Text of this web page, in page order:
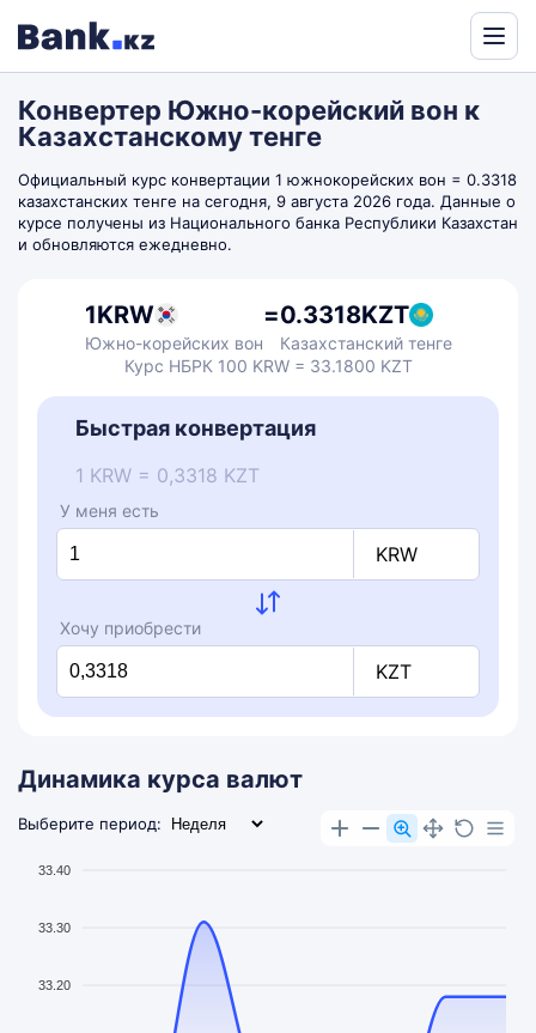
by
Translate
Конвертер Южно-корейский вон к
Казахстанскому тенге
Официальный курс конвертации 1 южнокорейских вон = 0.3318
казахстанских тенге на сегодня, 9 августа 2026 года. Данные о
курсе получены из Национального банка Республики Казахстан
и обновляются ежедневно.
1KRW
Южно-корейских вон
=0.3318KZT
Казахстанский тенге
Курс НБРК 100 KRW = 33.1800 KZT
Быстрая конвертация
1 KRW = 0,3318 KZT
У меня есть
KRW
Хочу приобрести
KZT
Динамика курса валют
Выберите период:
33.40
33.30
33.20